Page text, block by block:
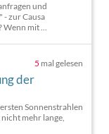
und
- zur Causa
Wenn mit ...
5 mal gelesen
der
Sonnenstrahlen
mehr lange,